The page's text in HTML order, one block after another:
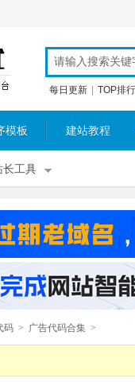
每日更新 TOP排
模板 建站教程
长工具
码 > 广告代码合集 >